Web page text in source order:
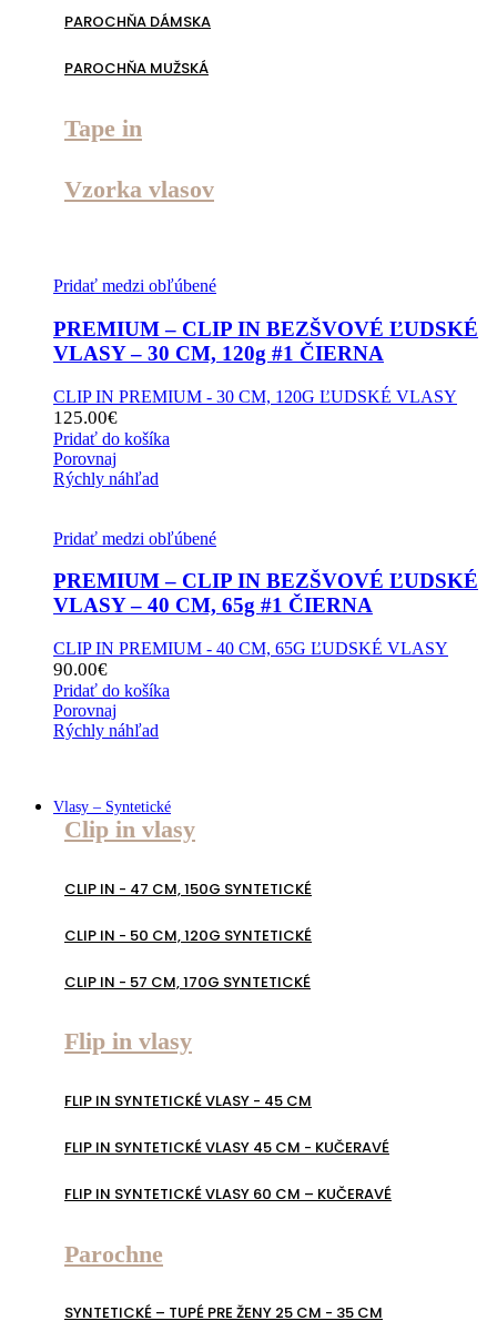
PAROCHŇA DÁMSKA
PAROCHŇA MUŽSKÁ
Tape in
Vzorka vlasov
Pridať medzi obľúbené
PREMIUM – CLIP IN BEZŠVOVÉ ĽUDSKÉ
VLASY – 30 CM, 120g #1 ČIERNA
CLIP IN PREMIUM - 30 CM, 120G ĽUDSKÉ VLASY
125.00€
Pridať do košíka
Porovnaj
Rýchly náhľad
Pridať medzi obľúbené
PREMIUM – CLIP IN BEZŠVOVÉ ĽUDSKÉ
VLASY – 40 CM, 65g #1 ČIERNA
CLIP IN PREMIUM - 40 CM, 65G ĽUDSKÉ VLASY
90.00€
Pridať do košíka
Porovnaj
Rýchly náhľad
Vlasy – Syntetické
Clip in vlasy
CLIP IN - 47 CM, 150G SYNTETICKÉ
CLIP IN - 50 CM, 120G SYNTETICKÉ
CLIP IN - 57 CM, 170G SYNTETICKÉ
Flip in vlasy
FLIP IN SYNTETICKÉ VLASY - 45 CM
FLIP IN SYNTETICKÉ VLASY 45 CM - KUČERAVÉ
FLIP IN SYNTETICKÉ VLASY 60 CM – KUČERAVÉ
Parochne
SYNTETICKÉ – TUPÉ PRE ŽENY 25 CM - 35 CM